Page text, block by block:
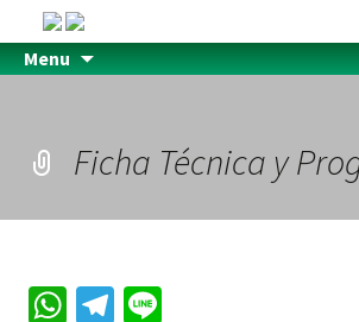
Menu
Ficha Técnica y
W Te